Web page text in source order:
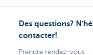
Des questions?
contacter!
Prendre rendez-vous